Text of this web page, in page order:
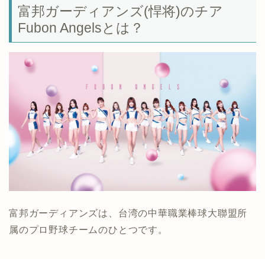
富邦ガーディアンズ(悍将)のチア
Fubon Angelsとは？
富邦ガーディアンズは、台湾の中華職業棒球大聯盟所
属のプロ野球チームのひとつです。